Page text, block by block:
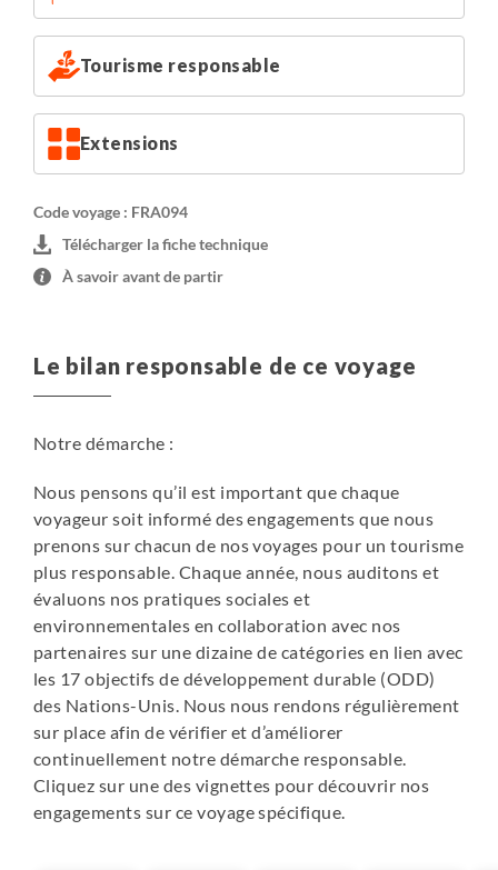
Tourisme responsable
Extensions
Code voyage : FRA094
Télécharger la fiche technique
À savoir avant de partir
Le bilan responsable de ce voyage
Notre démarche :
Nous pensons qu’il est important que chaque
voyageur soit informé des engagements que nous
prenons sur chacun de nos voyages pour un tourisme
plus responsable. Chaque année, nous auditons et
évaluons nos pratiques sociales et
environnementales en collaboration avec nos
partenaires sur une dizaine de catégories en lien avec
les 17 objectifs de développement durable (ODD)
des Nations-Unis. Nous nous rendons régulièrement
sur place afin de vérifier et d’améliorer
continuellement notre démarche responsable.
Cliquez sur une des vignettes pour découvrir nos
engagements sur ce voyage spécifique.